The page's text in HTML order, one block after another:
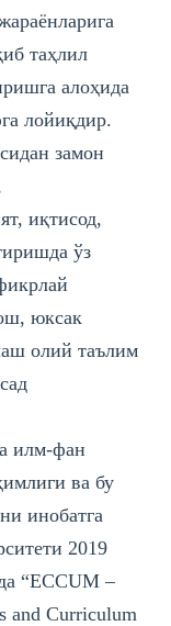
таҳлил
алоҳида
лойиқдир.
замон
иқтисод,
ўз
юксак
олий таълим
илм-фан
ва бу
инобатга
2019
“ECCUМ –
and Curriculum